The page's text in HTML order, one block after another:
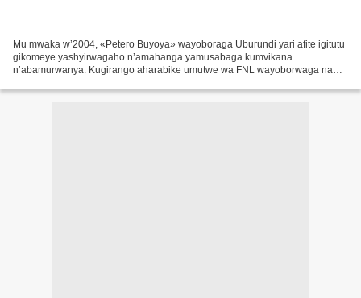
Mu mwaka w’2004, «Petero Buyoya» wayoboraga Uburundi yari afite igitutu
gikomeye yashyirwagaho n’amahanga yamusabaga kumvikana
n’abamurwanya. Kugirango aharabike umutwe wa FNL wayoborwaga na